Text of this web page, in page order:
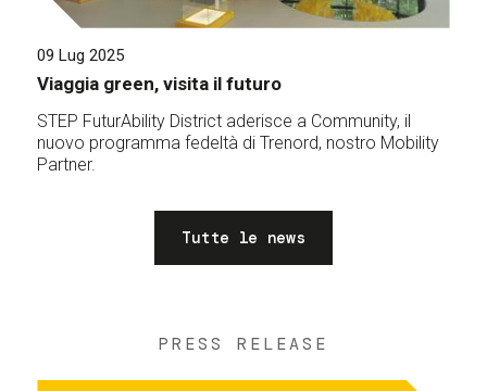
09 Lug 2025
Viaggia green, visita il futuro
STEP FuturAbility District aderisce a Community, il
nuovo programma fedeltà di Trenord, nostro Mobility
Partner.
Tutte le news
PRESS RELEASE